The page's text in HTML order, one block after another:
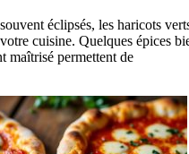
éclipsés, les haricots
cuisine. Quelques épices
maîtrisé permettent de